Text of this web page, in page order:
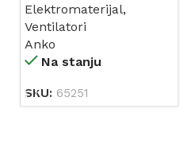
ELIPSA ANKO 100/105
8473
Elektromaterijal,
Ventilatori
Anko
Na stanju
SKU: 65251